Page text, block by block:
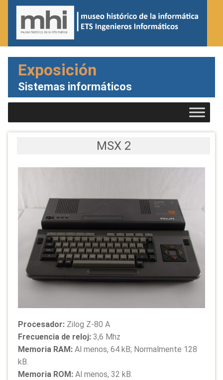
Exposición
Sistemas informáticos
MSX 2
Procesador: Zilog Z-80 A
Frecuencia de reloj: 3,6 Mhz
Memoria RAM: Al menos, 64 kB; Normalmente 128
kB.
Memoria ROM: Al menos, 32 kB.